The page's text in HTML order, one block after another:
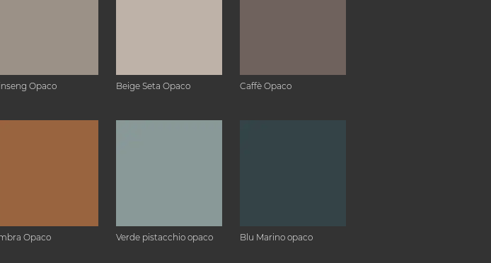
Opaco Beige Seta Opaco Caffè Opaco
Opaco Verde pistacchio opaco Blu Marino opaco